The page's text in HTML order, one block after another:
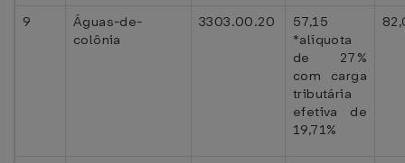
9
Águas-de-
colônia
3303.00.20
57,15
*alíquota
de 27%
com carga
tributária
efetiva de
19,71%